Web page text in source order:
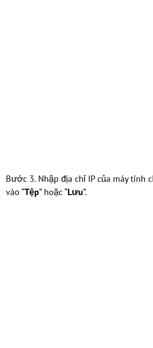
Bước 3. Nhập địa chỉ IP của máy tính
vào “Tệp” hoặc “Lưu”.